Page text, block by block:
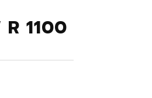
1100